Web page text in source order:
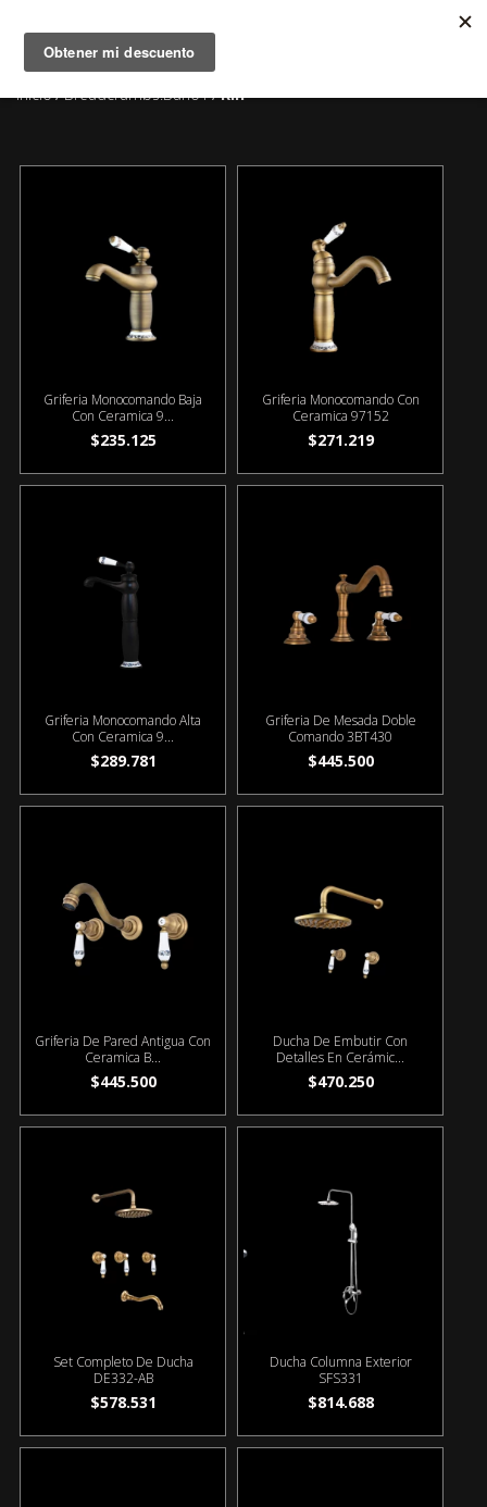
Inicio/Breadcrumbs.bano1/Rin
Griferia Monocomando Baja
Con Ceramica 9...
$235.125
Griferia Monocomando Con
Ceramica 97152
$271.219
Griferia Monocomando Alta
Con Ceramica 9...
$289.781
Griferia De Mesada Doble
Comando 3BT430
$445.500
Griferia De Pared Antigua Con
Ceramica B...
$445.500
Ducha De Embutir Con
Detalles En Cerámic...
$470.250
Set Completo De Ducha
DE332-AB
$578.531
Ducha Columna Exterior
SFS331
$814.688